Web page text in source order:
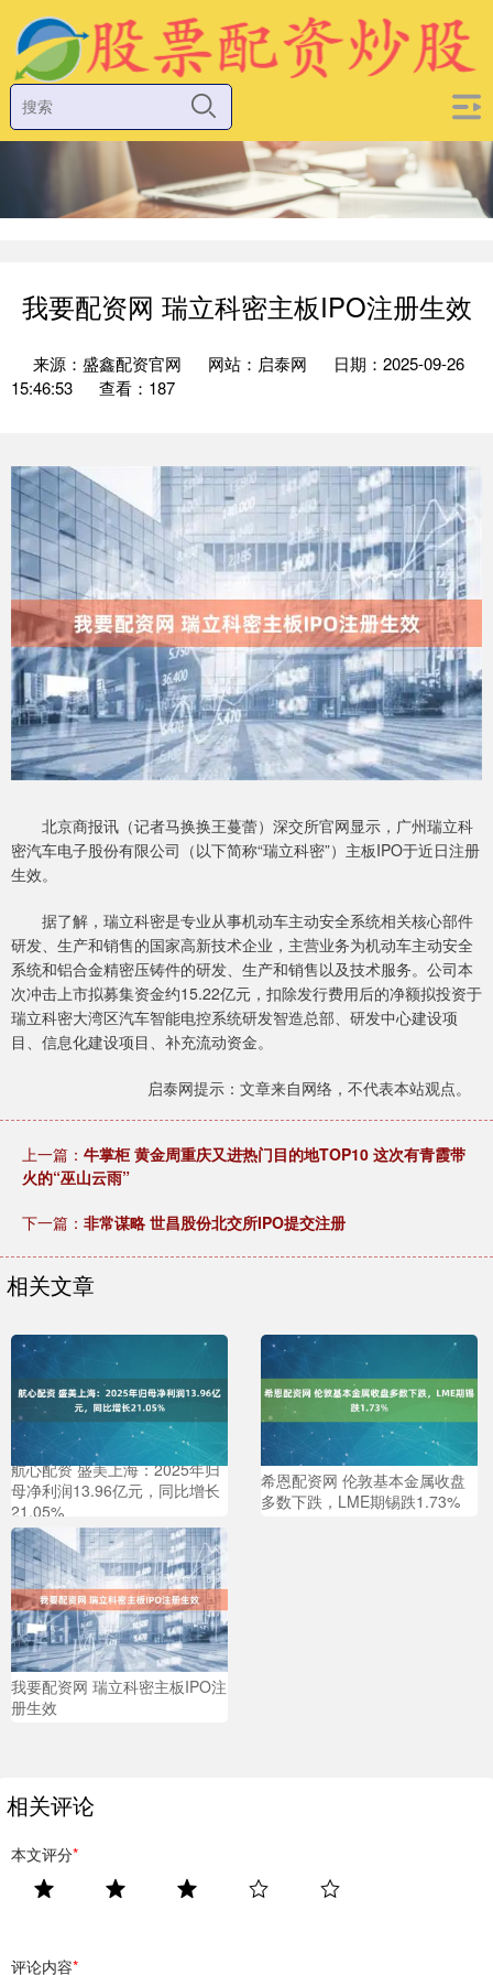
我要配资网 瑞立科密主板IPO注册生效
来源：盛鑫配资官网 网站：启泰网
日期：2025-09-26
15:46:53
查看：187
北京商报讯（记者马换换王蔓蕾）深交所官网显示，广州瑞立科
密汽车电子股份有限公司（以下简称“瑞立科密”）主板IPO于近日注册
生效。
据了解，瑞立科密是专业从事机动车主动安全系统相关核心部件
研发、生产和销售的国家高新技术企业，主营业务为机动车主动安全
系统和铝合金精密压铸件的研发、生产和销售以及技术服务。公司本
次冲击上市拟募集资金约15.22亿元，扣除发行费用后的净额拟投资于
瑞立科密大湾区汽车智能电控系统研发智造总部、研发中心建设项
目、信息化建设项目、补充流动资金。
启泰网提示：文章来自网络，不代表本站观点。
上一篇： 牛掌柜 黄金周重庆又进热门目的地TOP10 这次有青霞带
火的“巫山云雨”
下一篇： 非常谋略 世昌股份北交所IPO提交注册
相关文章
航心配资 盛美上海：2025年归
母净利润13.96亿元，同比增长
21.05%
希恩配资网 伦敦基本金属收盘
多数下跌，LME期锡跌1.73%
我要配资网 瑞立科密主板IPO注
册生效
相关评论
本文评分*
评论内容*